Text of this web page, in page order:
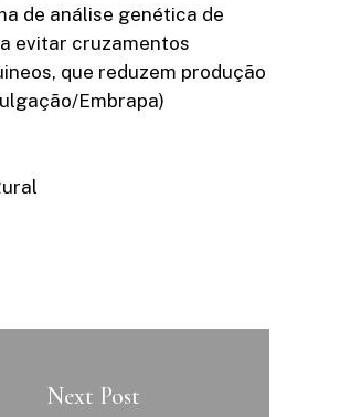
de análise genética de
evitar cruzamentos
que reduzem produção
Embrapa)
Next Post